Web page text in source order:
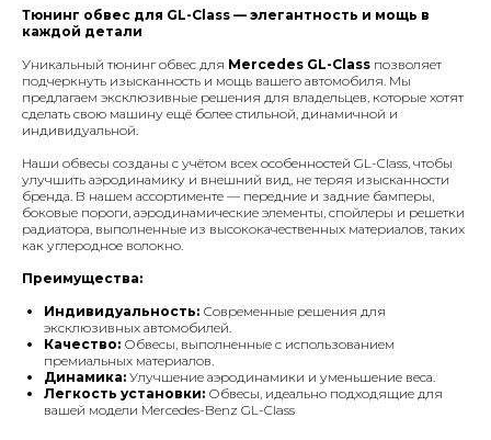
Тюнинг обвес для GL-Class — элегантность и мощь в
каждой детали
Уникальный тюнинг обвес для Mercedes GL-Class позволяет
подчеркнуть изысканность и мощь вашего автомобиля. Мы
предлагаем эксклюзивные решения для владельцев, которые хотят
сделать свою машину ещё более стильной, динамичной и
индивидуальной.
Наши обвесы созданы с учётом всех особенностей GL-Class, чтобы
улучшить аэродинамику и внешний вид, не теряя изысканности
бренда. В нашем ассортименте — передние и задние бамперы,
боковые пороги, аэродинамические элементы, спойлеры и решетки
радиатора, выполненные из высококачественных материалов, таких
как углеродное волокно.
Преимущества:
Индивидуальность: Современные решения для
эксклюзивных автомобилей.
Качество: Обвесы, выполненные с использованием
премиальных материалов.
Динамика: Улучшение аэродинамики и уменьшение веса.
Легкость установки: Обвесы, идеально подходящие для
вашей модели Mercedes-Benz GL-Class